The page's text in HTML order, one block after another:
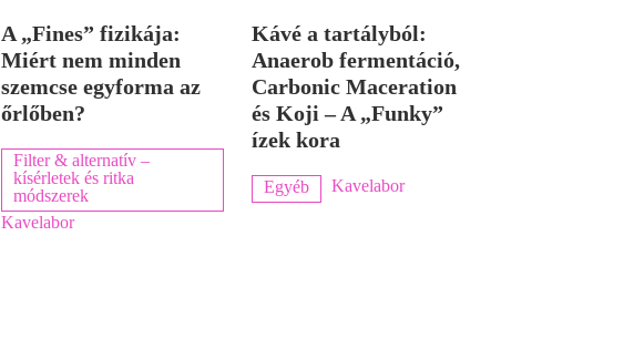
A „Fines” fizikája:
Miért nem minden
szemcse egyforma az
őrlőben?
Filter & alternatív –
kísérletek és ritka
módszerek
Kavelabor
Kávé a tartályból:
Anaerob fermentáció,
Carbonic Maceration
és Koji – A „Funky”
ízek kora
Egyéb Kavelabor